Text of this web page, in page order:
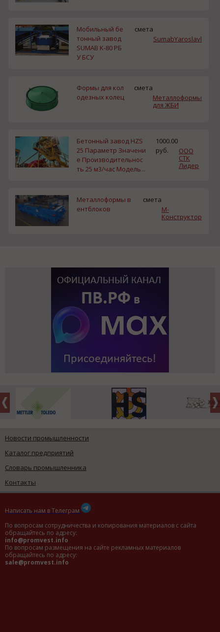
Мобильный бе
тонный завод
SUMAB K-80 РБ
У БСУ
смета
SumabYaroslavl
Формы для кол
одезных колец
смета
Металлоформы
для ЖБИ
Бетонный завод HZS
25 Параметр Значени
е Производительнос
ть 25 м3/час Модель...
1000.00
руб.
ООО
СТК
Лидер
Металлоформы в
ентблоков
смета
М-
Конструктор
Новости промышленности
Каталог предприятий
Словарь промышленника
Контакты
Написать нам в Телеграм
По вопросам сотрудничества и копирования материалов с сайта
обращайтесь по адресу:
info@promvest.info
По вопросам размещения на сайте рекламных материалов
обращайтесь по адресу:
sale@promvest.info